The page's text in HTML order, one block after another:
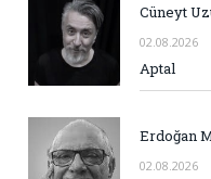
Cüneyt
02.08.2026
Aptal
Erdoğan
02.08.2026